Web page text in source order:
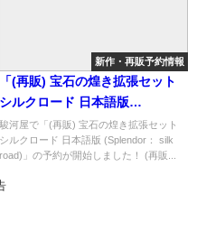
新作・再販予約情報
「(再販) 宝石の煌き拡張セット
シルクロード 日本語版
(Splendor： silk road)」の概略
と予約購入可能なショップ紹
介！
駿河屋で「(再販) 宝石の煌き拡張セット
シルクロード 日本語版 (Splendor： silk
road)」の予約が開始しました！ (再販...